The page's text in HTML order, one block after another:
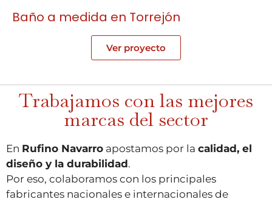
Baño a medida en Torrejón
Ver proyecto
Trabajamos con las mejores
marcas del sector
En Rufino Navarro apostamos por la calidad, el
diseño y la durabilidad.
Por eso, colaboramos con los principales
fabricantes nacionales e internacionales de